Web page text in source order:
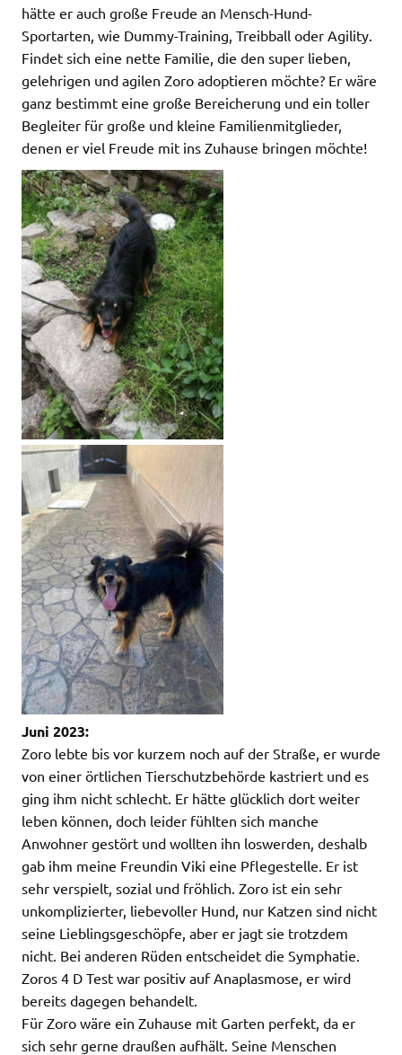
hätte er auch große Freude an Mensch-Hund-
Sportarten, wie Dummy-Training, Treibball oder Agility.
Findet sich eine nette Familie, die den super lieben,
gelehrigen und agilen Zoro adoptieren möchte? Er wäre
ganz bestimmt eine große Bereicherung und ein toller
Begleiter für große und kleine Familienmitglieder,
denen er viel Freude mit ins Zuhause bringen möchte!
Juni 2023:
Zoro lebte bis vor kurzem noch auf der Straße, er wurde
von einer örtlichen Tierschutzbehörde kastriert und es
ging ihm nicht schlecht. Er hätte glücklich dort weiter
leben können, doch leider fühlten sich manche
Anwohner gestört und wollten ihn loswerden, deshalb
gab ihm meine Freundin Viki eine Pflegestelle. Er ist
sehr verspielt, sozial und fröhlich. Zoro ist ein sehr
unkomplizierter, liebevoller Hund, nur Katzen sind nicht
seine Lieblingsgeschöpfe, aber er jagt sie trotzdem
nicht. Bei anderen Rüden entscheidet die Symphatie.
Zoros 4 D Test war positiv auf Anaplasmose, er wird
bereits dagegen behandelt.
Für Zoro wäre ein Zuhause mit Garten perfekt, da er
sich sehr gerne draußen aufhält. Seine Menschen